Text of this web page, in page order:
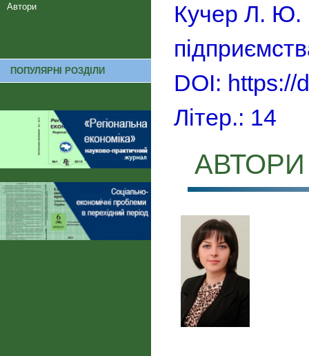
Автори
ПОПУЛЯРНІ РОЗДІЛИ
Кучер Л. Ю.
DOI: https://
Літер.: 14
АВТОРИ